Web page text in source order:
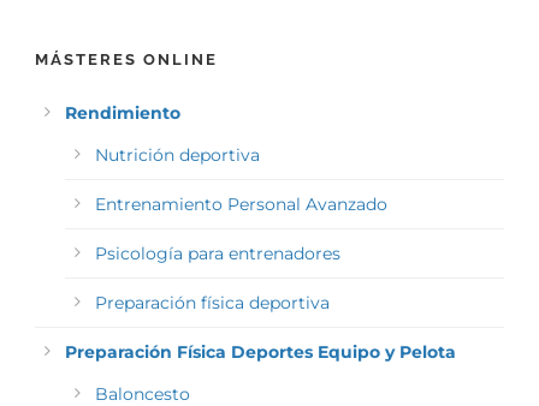
MÁSTERES ONLINE
Rendimiento
Nutrición deportiva
Entrenamiento Personal Avanzado
Psicología para entrenadores
Preparación física deportiva
Preparación Física Deportes Equipo y Pelota
Baloncesto